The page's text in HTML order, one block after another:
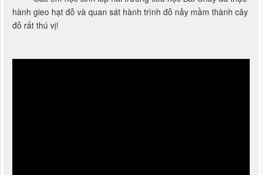
hành gieo hạt đỗ và quan sát hành trình đỗ nảy mầm thành cây
đỗ rất thú vị!